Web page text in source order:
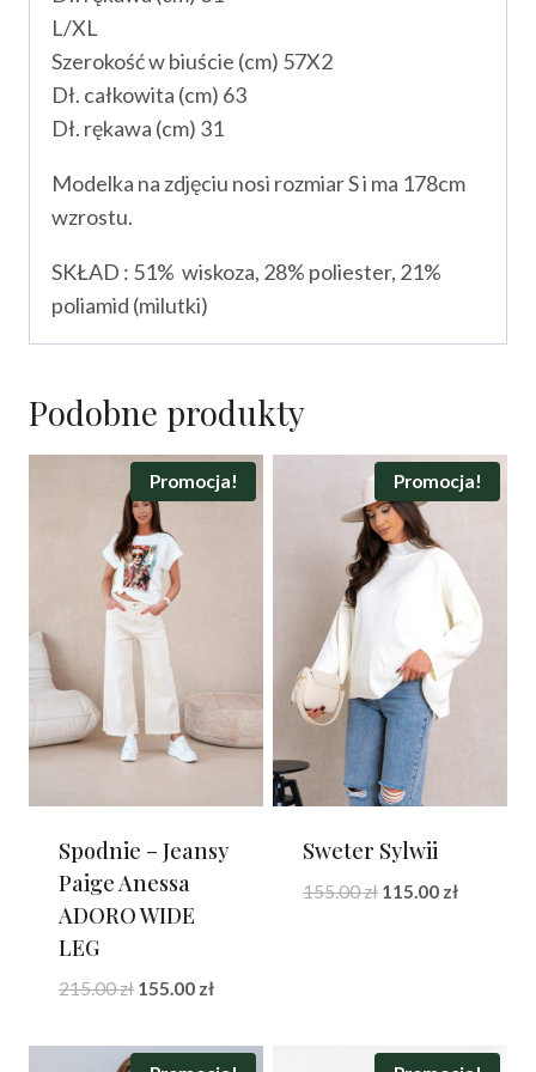
L/XL
Szerokość w biuście (cm) 57X2
Dł. całkowita (cm) 63
Dł. rękawa (cm) 31
Modelka na zdjęciu nosi rozmiar S i ma 178cm
wzrostu.
SKŁAD : 51% wiskoza, 28% poliester, 21%
poliamid (milutki)
Podobne produkty
Promocja!
Spodnie – Jeansy
Paige Anessa
ADORO WIDE
LEG
215.00zł Pierwotna
wynosiła:
155.00 złAktualna
wynosi:
Promocja!
Sweter Sylwii
155.00zł Pierwotna
115.00 złAktualna